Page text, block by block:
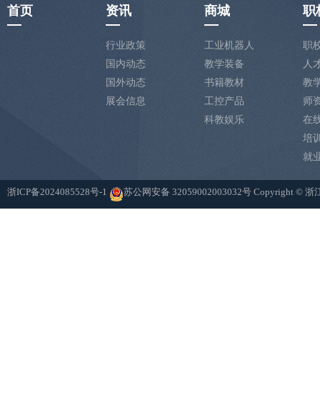
首页 资讯
行业政策
国内动态
国外动态
展会信息
商城
工业机器人
教学装备
书籍教材
工控产品
科教娱乐
职
职
人
教
师
在
培
就
浙ICP备2024085528号-1 苏公网安备 32059002003032号 Copyright ©